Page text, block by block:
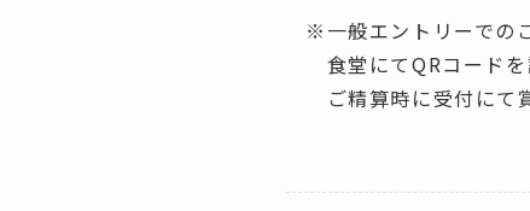
※一般エントリーでの
食堂にてQRコードを
ご精算時に受付にて